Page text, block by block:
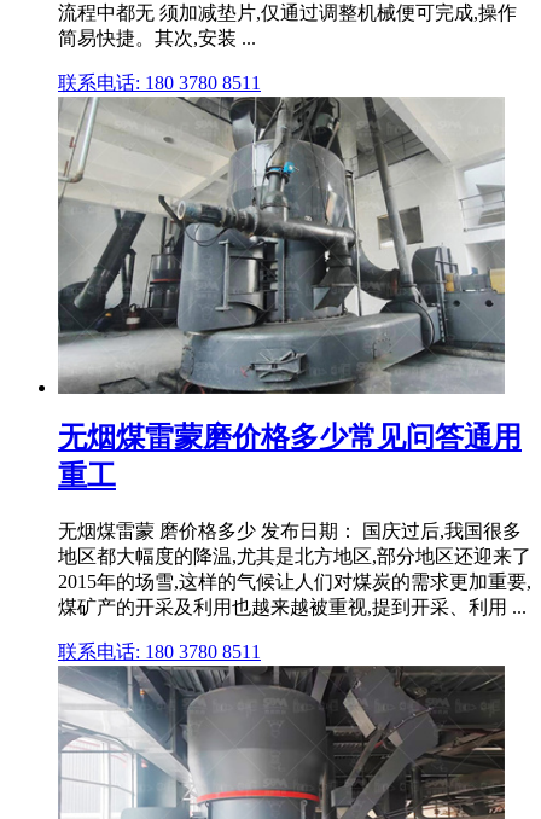
流程中都无 须加减垫片,仅通过调整机械便可完成,操作
简易快捷。其次,安装 ...
联系电话: 180 3780 8511
无烟煤雷蒙磨价格多少常见问答通用
重工
无烟煤雷蒙 磨价格多少 发布日期： 国庆过后,我国很多
地区都大幅度的降温,尤其是北方地区,部分地区还迎来了
2015年的场雪,这样的气候让人们对煤炭的需求更加重要,
煤矿产的开采及利用也越来越被重视,提到开采、利用 ...
联系电话: 180 3780 8511